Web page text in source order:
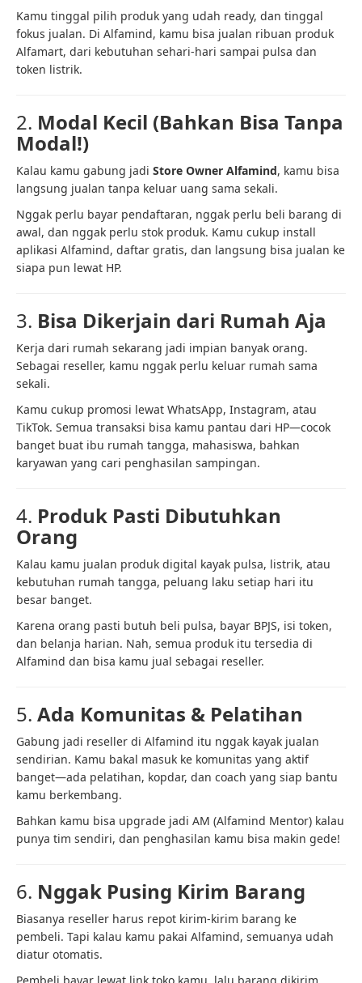
Kamu tinggal pilih produk yang udah ready, dan tinggal
fokus jualan. Di Alfamind, kamu bisa jualan ribuan produk
Alfamart, dari kebutuhan sehari-hari sampai pulsa dan
token listrik.
2. Modal Kecil (Bahkan Bisa Tanpa
Modal!)
Kalau kamu gabung jadi Store Owner Alfamind, kamu bisa
langsung jualan tanpa keluar uang sama sekali.
Nggak perlu bayar pendaftaran, nggak perlu beli barang di
awal, dan nggak perlu stok produk. Kamu cukup install
aplikasi Alfamind, daftar gratis, dan langsung bisa jualan ke
siapa pun lewat HP.
3. Bisa Dikerjain dari Rumah Aja
Kerja dari rumah sekarang jadi impian banyak orang.
Sebagai reseller, kamu nggak perlu keluar rumah sama
sekali.
Kamu cukup promosi lewat WhatsApp, Instagram, atau
TikTok. Semua transaksi bisa kamu pantau dari HP—cocok
banget buat ibu rumah tangga, mahasiswa, bahkan
karyawan yang cari penghasilan sampingan.
4. Produk Pasti Dibutuhkan
Orang
Kalau kamu jualan produk digital kayak pulsa, listrik, atau
kebutuhan rumah tangga, peluang laku setiap hari itu
besar banget.
Karena orang pasti butuh beli pulsa, bayar BPJS, isi token,
dan belanja harian. Nah, semua produk itu tersedia di
Alfamind dan bisa kamu jual sebagai reseller.
5. Ada Komunitas & Pelatihan
Gabung jadi reseller di Alfamind itu nggak kayak jualan
sendirian. Kamu bakal masuk ke komunitas yang aktif
banget—ada pelatihan, kopdar, dan coach yang siap bantu
kamu berkembang.
Bahkan kamu bisa upgrade jadi AM (Alfamind Mentor) kalau
punya tim sendiri, dan penghasilan kamu bisa makin gede!
6. Nggak Pusing Kirim Barang
Biasanya reseller harus repot kirim-kirim barang ke
pembeli. Tapi kalau kamu pakai Alfamind, semuanya udah
diatur otomatis.